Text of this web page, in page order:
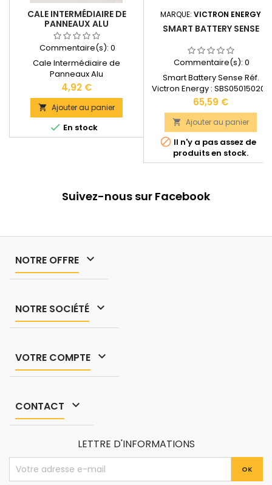
CALE INTERMÉDIAIRE DE
PANNEAUX ALU
Commentaire(s): 0
Cale Intermédiaire de
Panneaux Alu
Prix
4,92 €
 Ajouter au panier
 En stock
MARQUE: VICTRON ENERGY
SMART BATTERY SENSE
Commentaire(s): 0
Smart Battery Sense Réf.
Victron Energy : SBS050150200
Garantie : 5 ans Distance de
signal : jusqu'à 10 mètres
Longueur de câbles : 45 cm
Dimensions : 38 x 38 x 14 mm
Compatible avec l'application
Victron Connect.
Documentation technique
Prix
65,59 €
 Ajouter au panier
 Il n'y a pas assez de
produits en stock.
Suivez-nous sur Facebook
NOTRE OFFRE 
NOTRE SOCIÉTÉ 
VOTRE COMPTE 
CONTACT 
LETTRE D'INFORMATIONS